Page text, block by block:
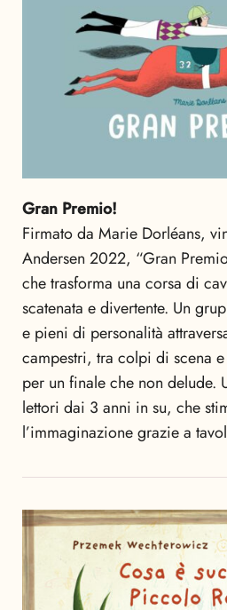
Gran Premio!
Firmato da Marie Dorléans,
Andersen 2022, “Gran
che trasforma una corsa di
scatenata e divertente. Un
e pieni di personalità
campestri, tra colpi di scena
per un finale che non delude.
lettori dai 3 anni in su, che
l’immaginazione grazie a